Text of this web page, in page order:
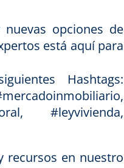
opciones de
está aquí para
Hashtags:
#leyvivienda,
recursos en nuestro